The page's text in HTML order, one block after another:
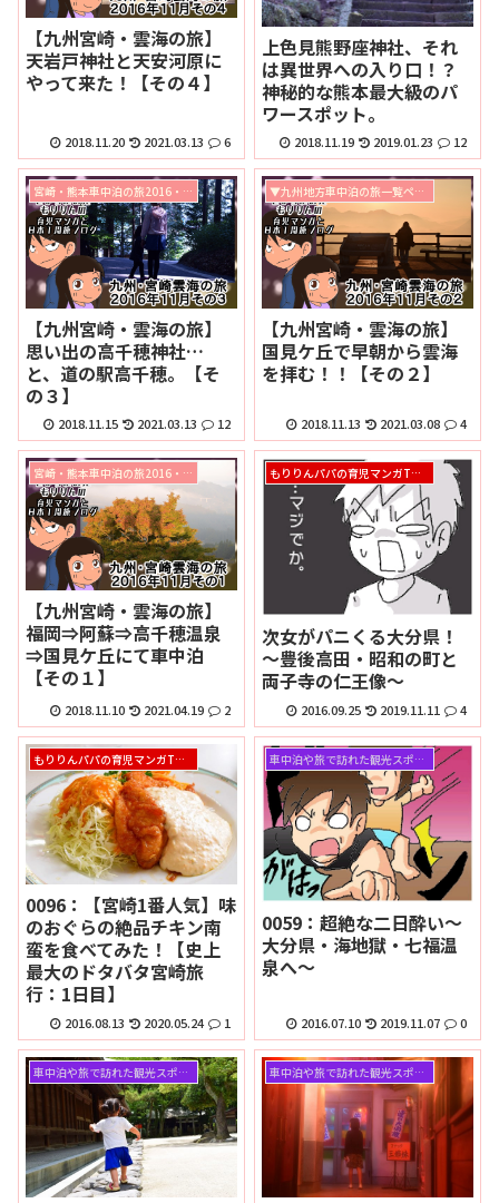
【九州宮崎・雲海の旅】
天岩戸神社と天安河原に
やって来た！【その４】
2018.11.20 2021.03.13 6
上色見熊野座神社、それ
は異世界への入り口！？
神秘的な熊本最大級のパ
ワースポット。
2018.11.19 2019.01.23 12
宮崎・熊本車中泊の旅2016・11月
【九州宮崎・雲海の旅】
思い出の高千穂神社…
と、道の駅高千穂。【そ
の３】
2018.11.15 2021.03.13 12
▼九州地方車中泊の旅一覧ページ
【九州宮崎・雲海の旅】
国見ケ丘で早朝から雲海
を拝む！！【その２】
2018.11.13 2021.03.08 4
宮崎・熊本車中泊の旅2016・11月
【九州宮崎・雲海の旅】
福岡⇒阿蘇⇒高千穂温泉
⇒国見ケ丘にて車中泊
【その１】
2018.11.10 2021.04.19 2
もりりんパパの育児マンガTOPページ
次女がパニくる大分県！
～豊後高田・昭和の町と
両子寺の仁王像～
2016.09.25 2019.11.11 4
もりりんパパの育児マンガTOPページ
0096：【宮崎1番人気】味
のおぐらの絶品チキン南
蛮を食べてみた！【史上
最大のドタバタ宮崎旅
行：1日目】
2016.08.13 2020.05.24 1
車中泊や旅で訪れた観光スポット
0059：超絶な二日酔い～
大分県・海地獄・七福温
泉へ～
2016.07.10 2019.11.07 0
車中泊や旅で訪れた観光スポット 車中泊や旅で訪れた観光スポット